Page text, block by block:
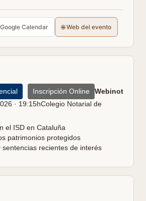
Calendar 🌐 Web del evento
Inscripción Online
Webinot
· 19:15hColegio Notarial de
el ISD en Cataluña
patrimonios protegidos
sentencias recientes de interés